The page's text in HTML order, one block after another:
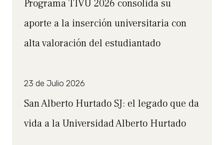
Programa TIVU 2026 consolida su
aporte a la inserción universitaria con
alta valoración del estudiantado
23 de Julio 2026
San Alberto Hurtado SJ: el legado que da
vida a la Universidad Alberto Hurtado